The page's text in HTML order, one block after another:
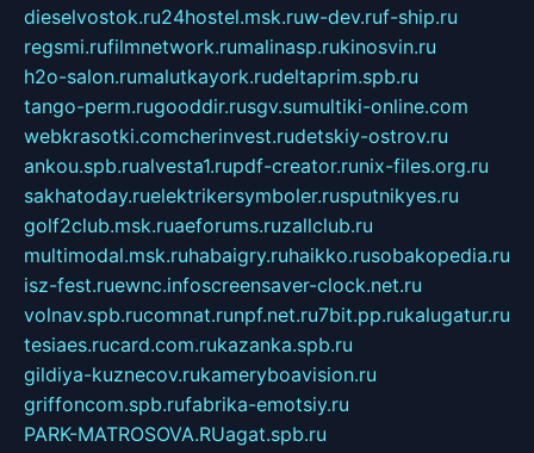
dieselvostok.ru24hostel.msk.ruw-dev.ruf-ship.ru
regsmi.rufilmnetwork.rumalinasp.rukinosvin.ru
h2o-salon.rumalutkayork.rudeltaprim.spb.ru
tango-perm.rugooddir.rusgv.sumultiki-online.com
webkrasotki.comcherinvest.rudetskiy-ostrov.ru
ankou.spb.rualvesta1.rupdf-creator.runix-files.org.ru
sakhatoday.ruelektrikersymboler.rusputnikyes.ru
golf2club.msk.ruaeforums.ruzallclub.ru
multimodal.msk.ruhabaigry.ruhaikko.rusobakopedia.ru
isz-fest.ruewnc.infoscreensaver-clock.net.ru
volnav.spb.rucomnat.runpf.net.ru7bit.pp.rukalugatur.ru
tesiaes.rucard.com.rukazanka.spb.ru
gildiya-kuznecov.rukameryboavision.ru
griffoncom.spb.rufabrika-emotsiy.ru
PARK-MATROSOVA.RUagat.spb.ru